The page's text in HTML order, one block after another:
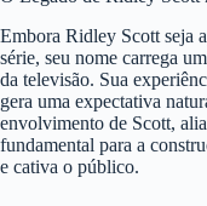
Embora Ridley Scott seja
série, seu nome carrega
da televisão. Sua
gera uma expectativa
envolvimento de Scott,
fundamental para a
e cativa o público.